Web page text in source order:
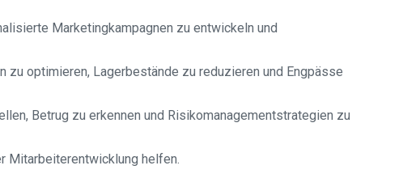
Marketingkampagnen zu entwickeln und
zu optimieren, Lagerbestände zu reduzieren und Engpässe
Betrug zu erkennen und Risikomanagementstrategien zu
Mitarbeiterentwicklung helfen.